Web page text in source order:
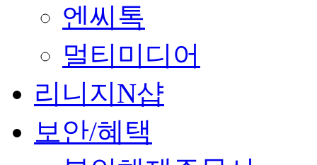
엔씨톡
멀티미디어
리니지N샵
보안/혜택